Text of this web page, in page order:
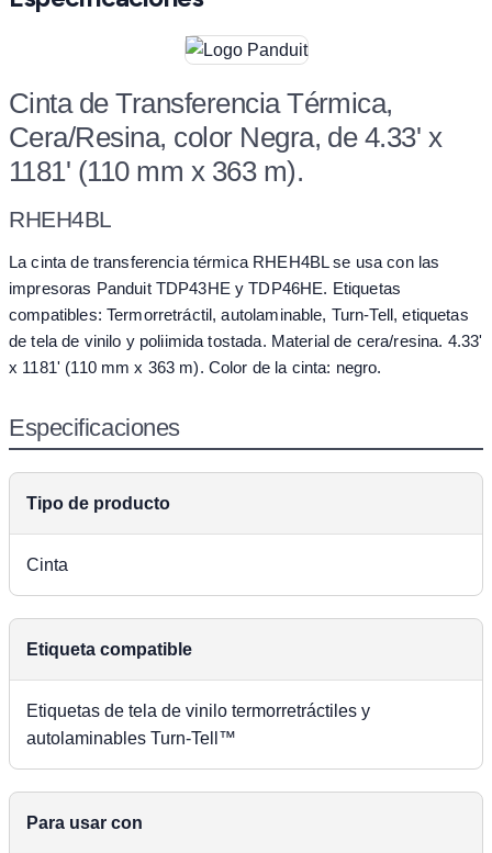
Cinta de Transferencia Térmica,
Cera/Resina, color Negra, de 4.33' x
1181' (110 mm x 363 m).
RHEH4BL
La cinta de transferencia térmica RHEH4BL se usa con las
impresoras Panduit TDP43HE y TDP46HE. Etiquetas
compatibles: Termorretráctil, autolaminable, Turn-Tell, etiquetas
de tela de vinilo y poliimida tostada. Material de cera/resina. 4.33'
x 1181' (110 mm x 363 m). Color de la cinta: negro.
Especificaciones
Tipo de producto
Cinta
Etiqueta compatible
Etiquetas de tela de vinilo termorretráctiles y
autolaminables Turn-Tell™
Para usar con